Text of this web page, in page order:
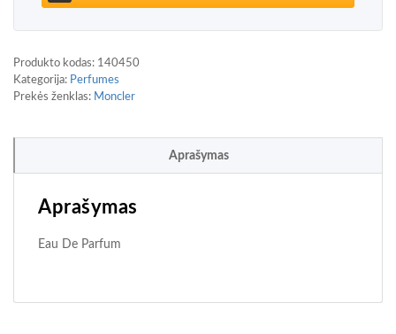
Produkto kodas: 140450
Kategorija: Perfumes
Prekės ženklas: Moncler
Aprašymas
Aprašymas
Eau De Parfum